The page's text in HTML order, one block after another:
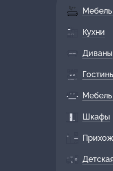
Мебель
Кухни
Диваны
Мебель
Шкафы